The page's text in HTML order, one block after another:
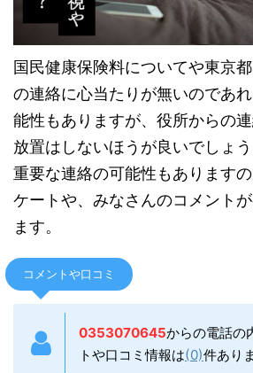
国民健康保険料についてや東京
の連絡に心当たりが無いのであ
能性もありますが、役所からの
放置はしないほうが良いでしょう
重要な連絡の可能性もあります
ケートや、みなさんのコメント
ます。
コメントや口コミ
0353070645からの電話の
トや口コミ情報は(0)件あり